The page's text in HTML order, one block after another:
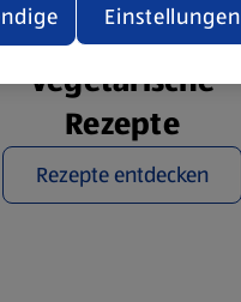
Vegetarische
Rezepte
Rezepte entdecken
Einstellungen